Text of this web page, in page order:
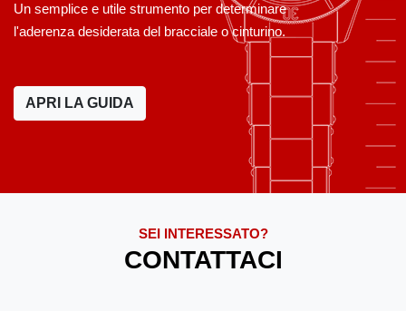
Un semplice e utile strumento per determinare
l'aderenza desiderata del bracciale o cinturino.
APRI LA GUIDA
SEI INTERESSATO?
CONTATTACI